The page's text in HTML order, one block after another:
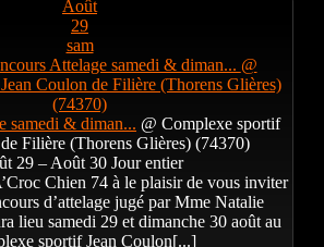
Août
29
sam
Attelage samedi & diman... @
Coulon de Filière (Thorens Glières)
(74370)
samedi & diman... @ Complexe sportif
Filière (Thorens Glières) (74370)
29 – Août 30 Jour entier
Chien 74 à le plaisir de vous inviter
d’attelage jugé par Mme Natalie
lieu samedi 29 et dimanche 30 août au
sportif Jean Coulon[...]